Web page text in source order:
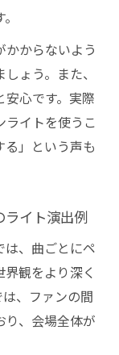
からないよう
ょう。また、
心です。実際
ライトを使うこ
る」という声も
ライト演出例
は、曲ごとにペ
観をより深く
、ファンの間
り、会場全体が